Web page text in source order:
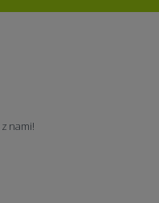
nami!